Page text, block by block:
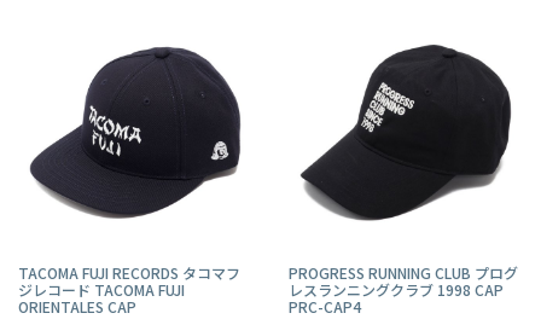
TACOMA FUJI RECORDS タコマフ
ジレコード TACOMA FUJI
ORIENTALES CAP
PROGRESS RUNNING CLUB プログ
レスランニングクラブ 1998 CAP
PRC-CAP4